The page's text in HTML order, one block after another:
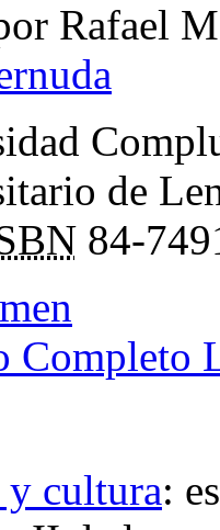
Rafael
de
84-
Completo
y cultura: